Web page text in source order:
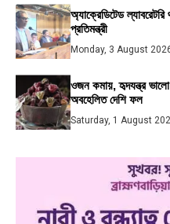
অ্যাক্রেডিটেড ল্যাবরেটরি
প্রতিমন্ত্রী
Monday, 3 August
ওজন কমায়, হৃদযন্ত্র ভালো
অবহেলিত দেশি ফল
Saturday, 1 August